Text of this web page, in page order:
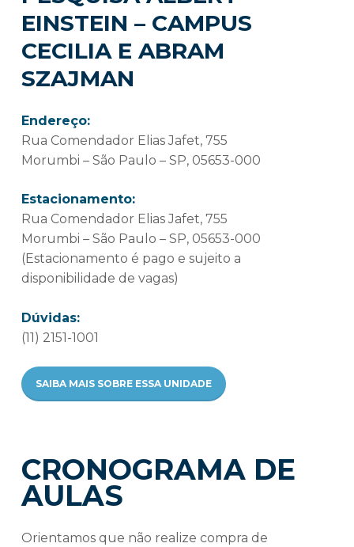
EINSTEIN – CAMPUS
CECILIA E ABRAM
SZAJMAN
Endereço:
Rua Comendador Elias Jafet, 755
Morumbi – São Paulo – SP, 05653-000
Estacionamento:
Rua Comendador Elias Jafet, 755
Morumbi – São Paulo – SP, 05653-000
(Estacionamento é pago e sujeito a
disponibilidade de vagas)
Dúvidas:
(11) 2151-1001
SAIBA MAIS SOBRE ESSA UNIDADE
CRONOGRAMA DE
AULAS
Orientamos que não realize compra de